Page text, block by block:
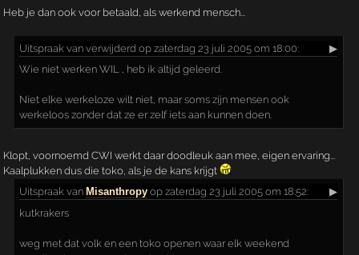
Heb je dan ook voor betaald, als werkend mensch...
Uitspraak van verwijderd op zaterdag 23 juli 2005 om 18:00:
▶
Wie niet werken WIL , heb ik altijd geleerd.
Niet elke werkeloze wilt niet, maar soms zijn mensen ook
werkeloos zonder dat ze er zelf iets aan kunnen doen.
Klopt, voornoemd CWI werkt daar doodleuk aan mee, eigen ervaring...
Kaalplukken dus die toko, als je de kans krijgt
Uitspraak van Misanthropy op zaterdag 23 juli 2005 om 18:52:
▶
kutkrakers
weg met dat volk en een toko openen waar elk weekend